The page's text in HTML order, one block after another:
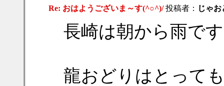
Re: おはようございま～す(^○^)/投稿者： じゃお
長崎は朝から雨で
龍おどりはとって